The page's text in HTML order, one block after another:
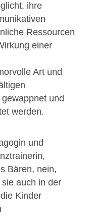
ihre
Ressourcen
einer
Art und
und
werden.
und
Bären, nein,
auch in der
Kinder